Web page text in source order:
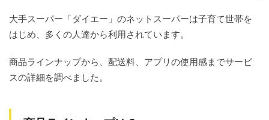
ミに
つい
て
5
ここ
がポ
ダイ
大手スーパー「ダイエー」のネットスーパーは子育て世帯を
はじめ、多くの人達から利用されています。
商品ラインナップから、配送料、アプリの使用感までサービ
スの詳細を調べました。